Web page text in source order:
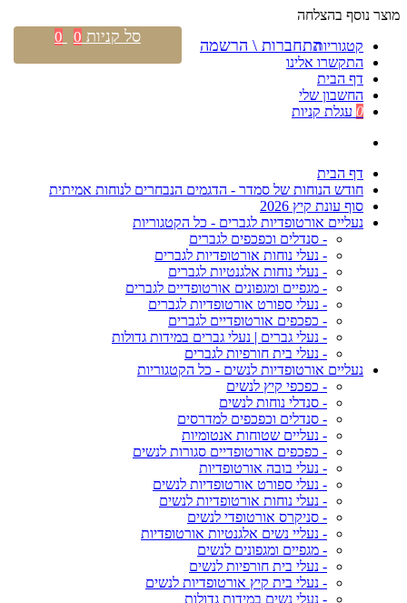
מוצר נוסף בהצלחה
קטגוריות
התקשרו אלינו
דף הבית
החשבון שלי
0 עגלת קניות
דף הבית
חודש הנוחות של סמדר - הדגמים הנבחרים לנוחות אמיתית
סוף עונת קיץ 2026
נעליים אורטופדיות לגברים - כל הקטגוריות
- סנדלים וכפכפים לגברים
- נעלי נוחות אורטופדיות לגברים
- נעלי נוחות אלגנטיות לגברים
- מגפיים ומגפונים אורטופדיים לגברים
- נעלי ספורט אורטופדיות לגברים
- כפכפים אורטופדיים לגברים
- נעלי גברים | נעלי גברים במידות גדולות
- נעלי בית חורפיות לגברים
נעליים אורטופדיות לנשים - כל הקטגוריות
- כפכפי קיץ לנשים
- סנדלי נוחות לנשים
- סנדלים וכפכפים למדרסים
- נעליים שטוחות אנטומיות
- כפכפים אורטופדיים סגורות לנשים
- נעלי בובה אורטופדיות
- נעלי ספורט אורטופדיות לנשים
- נעלי נוחות אורטופדיות לנשים
- סניקרס אורטופדי לנשים
- נעליי נשים אלגנטיות אורטופדיות
- מגפיים ומגפונים לנשים
- נעלי בית חורפיות לנשים
- נעלי בית קיץ אורטופדיות לנשים
- נעלי נשים במידות גדולות
התחברות \ הרשמה סל קניות 0
0